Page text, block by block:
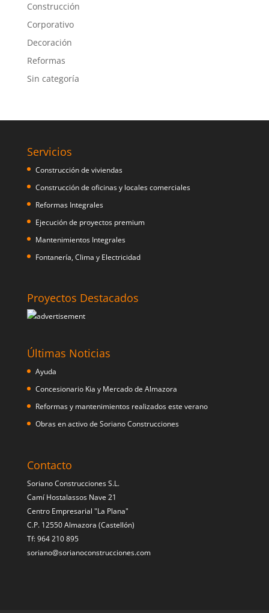
Construcción
Corporativo
Decoración
Reformas
Sin categoría
Servicios
Construcción de viviendas
Construcción de oficinas y locales comerciales
Reformas Integrales
Ejecución de proyectos premium
Mantenimientos Integrales
Fontanería, Clima y Electricidad
Proyectos Destacados
Últimas Noticias
Ayuda
Concesionario Kia y Mercado de Almazora
Reformas y mantenimientos realizados este verano
Obras en activo de Soriano Construcciones
Contacto
Soriano Construcciones S.L.
Camí Hostalassos Nave 21
Centro Empresarial "La Plana"
C.P. 12550 Almazora (Castellón)
Tf: 964 210 895
soriano@sorianoconstrucciones.com